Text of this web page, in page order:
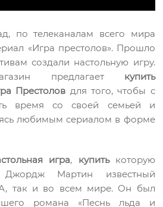
по телеканалам всего мира
«Игра престолов». Прошло
создали настольную игру.
предлагает купить
Престолов для того, чтобы с
время со своей семьей и
любимым сериалом в форме
игра, купить которую
Мартин известный
так и во всем мире. Он был
романа «Песнь льда и